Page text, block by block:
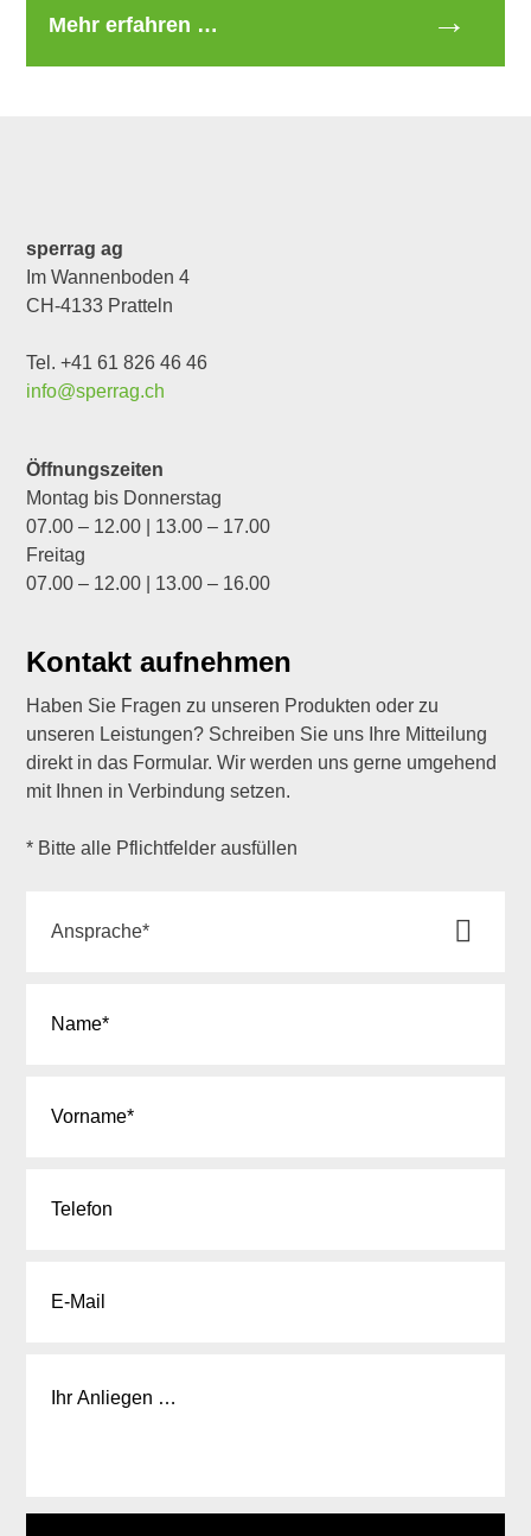
Mehr erfahren …
sperrag ag
Im Wannenboden 4
CH-4133 Pratteln
Tel. +41 61 826 46 46
info@sperrag.ch
Öffnungszeiten
Montag bis Donnerstag
07.00 – 12.00 | 13.00 – 17.00
Freitag
07.00 – 12.00 | 13.00 – 16.00
Kontakt aufnehmen
Haben Sie Fragen zu unseren Produkten oder zu
unseren Leistungen? Schreiben Sie uns Ihre Mitteilung
direkt in das Formular. Wir werden uns gerne umgehend
mit Ihnen in Verbindung setzen.
* Bitte alle Pflichtfelder ausfüllen